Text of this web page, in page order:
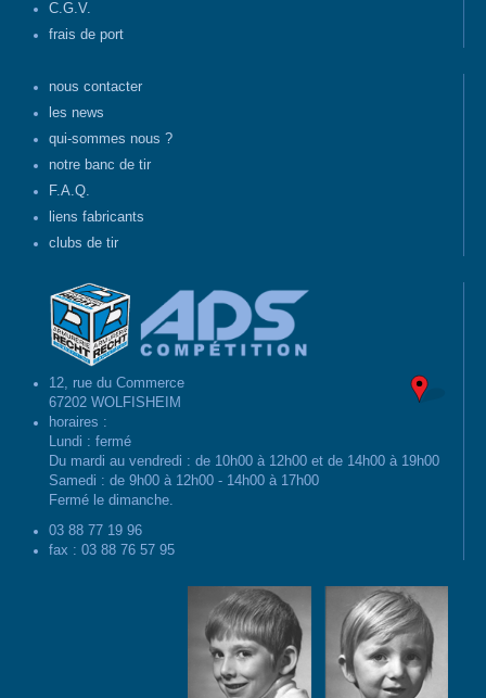
C.G.V.
frais de port
nous contacter
les news
qui-sommes nous ?
notre banc de tir
F.A.Q.
liens fabricants
clubs de tir
12, rue du Commerce
67202 WOLFISHEIM
horaires :
Lundi : fermé
Du mardi au vendredi : de 10h00 à 12h00 et de 14h00 à 19h00
Samedi : de 9h00 à 12h00 - 14h00 à 17h00
Fermé le dimanche.
03 88 77 19 96
fax : 03 88 76 57 95